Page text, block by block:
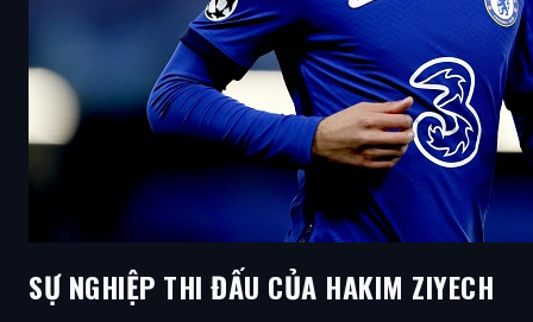
SỰ NGHIỆP THI ĐẤU CỦA HAKIM ZIYECH